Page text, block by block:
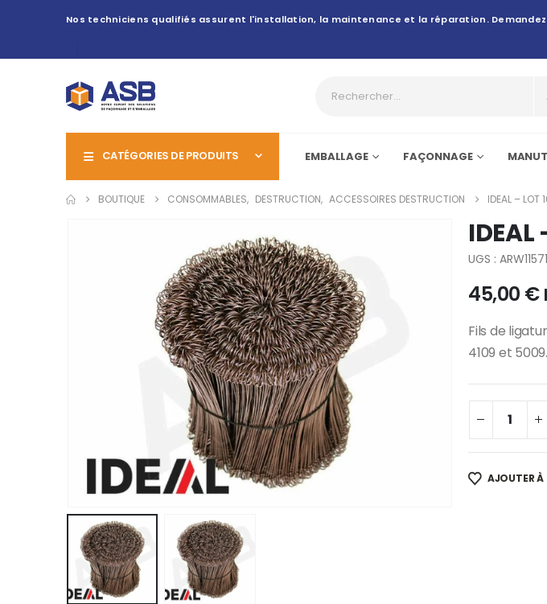
Nos techniciens qualifiés assurent l'installation, la maintenance et la réparation. Demandez
CATÉGORIES DE PRODUITS EMBALLAGE FAÇONNAGE
BOUTIQUE CONSOMMABLES, DESTRUCTION, ACCESSOIRES DESTRUCTION IDEAL – LOT
UGS : ARW11571
45,00 €
Fils de
4109 et 5009.
AJOUTER À